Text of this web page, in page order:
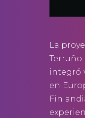
La
integró
en